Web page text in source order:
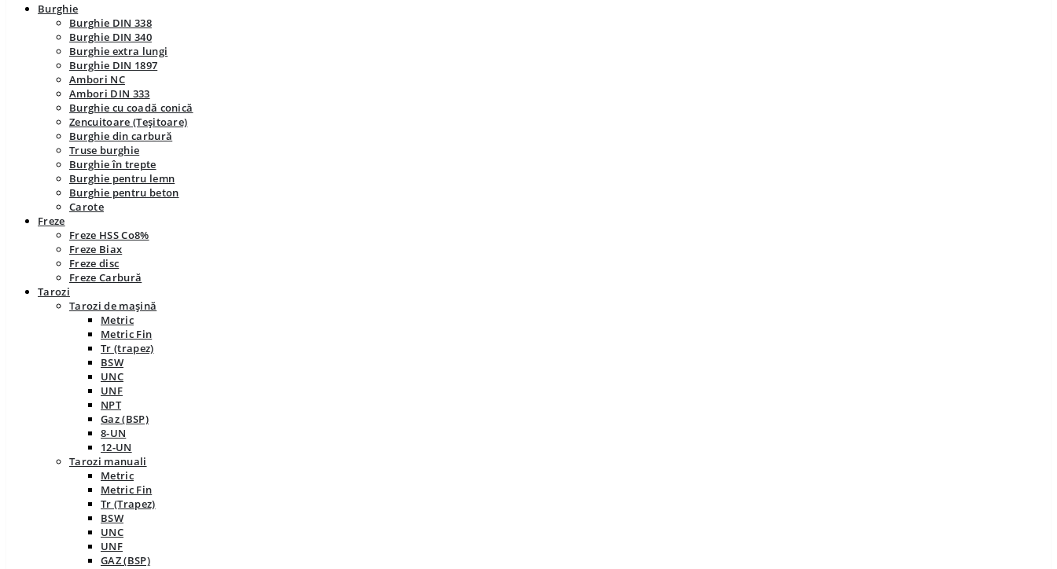
Burghie
Burghie DIN 338
Burghie DIN 340
Burghie extra lungi
Burghie DIN 1897
Ambori NC
Ambori DIN 333
Burghie cu coadă conică
Zencuitoare (Teșitoare)
Burghie din carbură
Truse burghie
Burghie în trepte
Burghie pentru lemn
Burghie pentru beton
Carote
Freze
Freze HSS Co8%
Freze Biax
Freze disc
Freze Carbură
Tarozi
Tarozi de mașină
Metric
Metric Fin
Tr (trapez)
BSW
UNC
UNF
NPT
Gaz (BSP)
8-UN
12-UN
Tarozi manuali
Metric
Metric Fin
Tr (Trapez)
BSW
UNC
UNF
GAZ (BSP)